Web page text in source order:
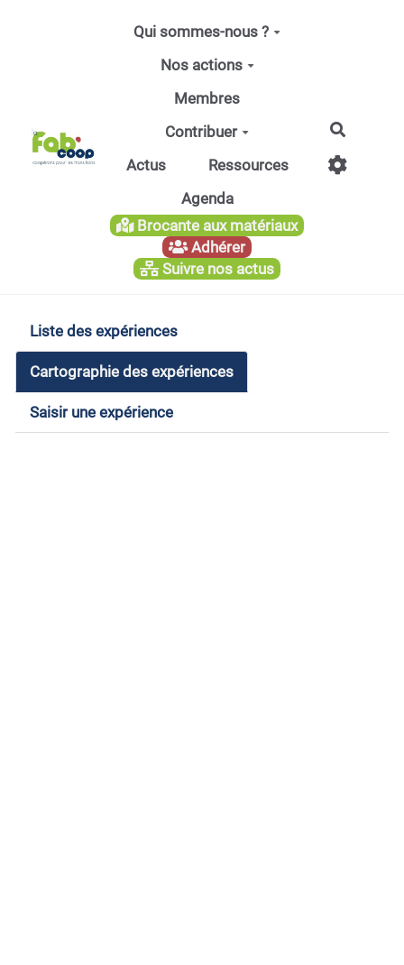
Aller au contenu principal
Qui sommes-nous ?
Nos actions
Membres
Contribuer
Actus
Ressources
Agenda
Brocante aux matériaux
Adhérer
Suivre nos actus
Liste des expériences
Cartographie des expériences
Saisir une expérience